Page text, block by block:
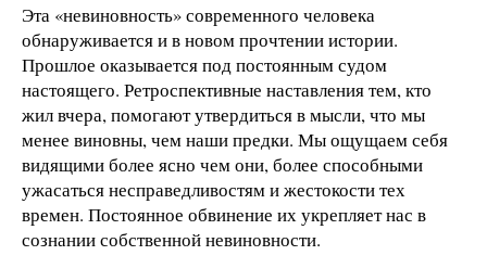
Эта «невиновность» современного человека
обнаруживается и в новом прочтении истории.
Прошлое оказывается под постоянным судом
настоящего. Ретроспективные наставления тем, кто
жил вчера, помогают утвердиться в мысли, что мы
менее виновны, чем наши предки. Мы ощущаем себя
видящими более ясно чем они, более способными
ужасаться несправедливостям и жестокости тех
времен. Постоянное обвинение их укрепляет нас в
сознании собственной невиновности.